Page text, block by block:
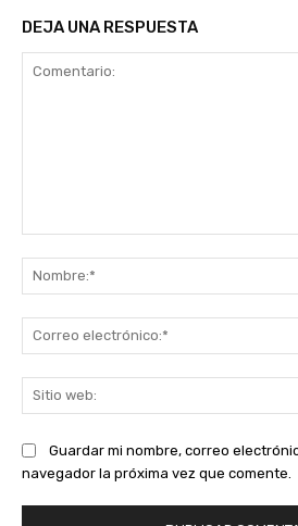
DEJA UNA RESPUESTA
Guardar mi nombre, correo
navegador la próxima vez que comente.